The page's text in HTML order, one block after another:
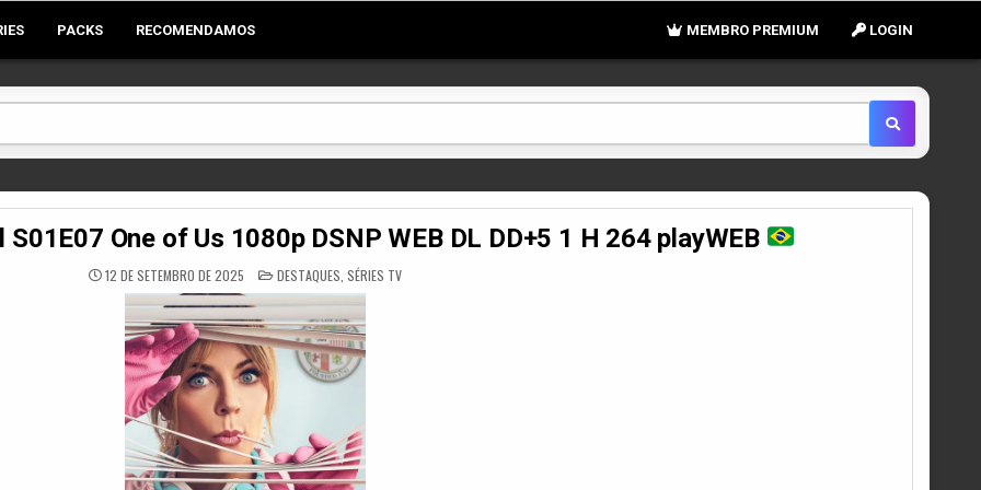
PACKS RECOMENDAMOS LOGIN
MEMBRO PREMIUM
One of Us 1080p DSNP WEB DL DD+5 1 H 264 playWEB
12 DE SETEMBRO DE 2025 POSTED
IN
DESTAQUES SÉRIES TV